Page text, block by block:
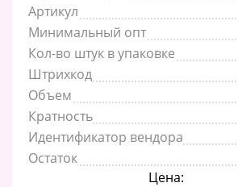
Артикул
Минимальный опт
Кол-во штук в упаковке
Штрихкод
Объем
Кратность
Идентификатор вендора
Остаток
Цена: